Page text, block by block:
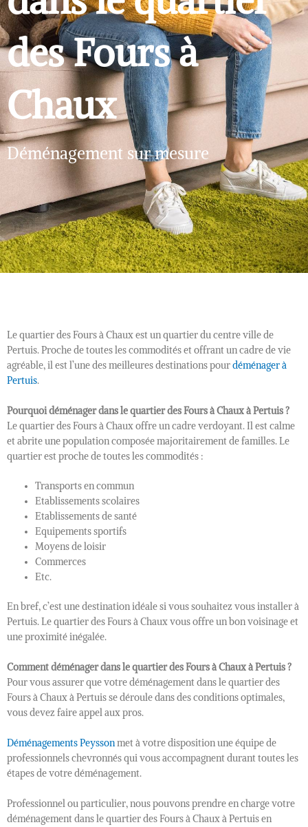
des Fours à
Chaux
Déménagement sur mesure
Le quartier des Fours à Chaux est un quartier du centre ville de
Pertuis. Proche de toutes les commodités et offrant un cadre de vie
agréable, il est l’une des meilleures destinations pourdéménager à
Pertuis.
Pourquoi déménager dans le quartier des Fours à Chaux à Pertuis ?
Le quartier des Fours à Chaux offre un cadre verdoyant. Il est calme
et abrite une population composée majoritairement de familles. Le
quartier est proche de toutes les commodités :
Transports en commun
Etablissements scolaires
Etablissements de santé
Equipements sportifs
Moyens de loisir
Commerces
Etc.
En bref, c’est une destination idéale si vous souhaitez vous installer à
Pertuis. Le quartier des Fours à Chaux vous offre un bon voisinage et
une proximité inégalée.
Comment déménager dans le quartier des Fours à Chaux à Pertuis ?
Pour vous assurer que votre déménagement dans le quartier des
Fours à Chaux à Pertuis se déroule dans des conditions optimales,
vous devez faire appel aux pros.
Déménagements Peyssonmet à votre disposition une équipe de
professionnels chevronnés qui vous accompagnent durant toutes les
étapes de votre déménagement.
Professionnel ou particulier, nous pouvons prendre en charge votre
déménagement dans le quartier des Fours à Chaux à Pertuis en